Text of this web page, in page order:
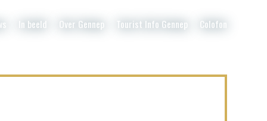
In beeld Over Gennep Tourist Info Gennep Colofon